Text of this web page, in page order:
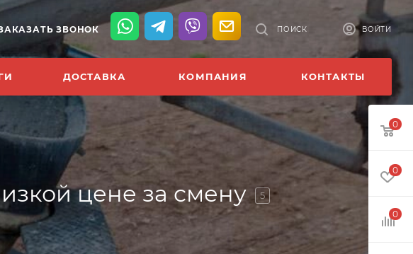
ЗВОНОК ВОЙТИ
ПОИСК
ДОСТАВКА КОМПАНИЯ КОНТАКТЫ
цене за смену 5
0
0
0